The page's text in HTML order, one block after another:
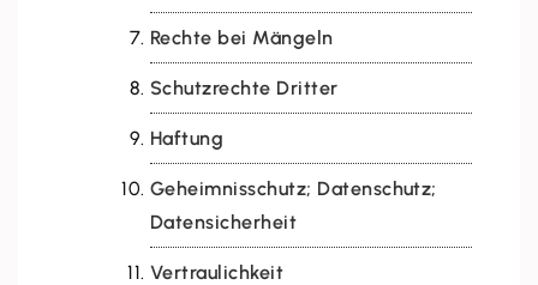
Rechte bei Mängeln
Schutzrechte Dritter
Haftung
Geheimnisschutz; Datenschutz;
Datensicherheit
Vertraulichkeit